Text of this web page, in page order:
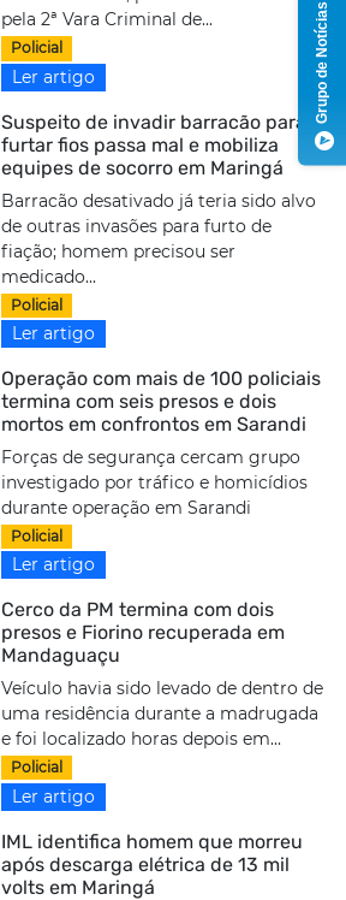
pela 2ª Vara Criminal de...
Policial
Ler artigo
Suspeito de invadir barracão para
furtar fios passa mal e mobiliza
equipes de socorro em Maringá
Barracão desativado já teria sido alvo
de outras invasões para furto de
fiação; homem precisou ser
medicado...
Policial
Ler artigo
Operação com mais de 100 policiais
termina com seis presos e dois
mortos em confrontos em Sarandi
Forças de segurança cercam grupo
investigado por tráfico e homicídios
durante operação em Sarandi
Policial
Ler artigo
Cerco da PM termina com dois
presos e Fiorino recuperada em
Mandaguaçu
Veículo havia sido levado de dentro de
uma residência durante a madrugada
e foi localizado horas depois em...
Policial
Ler artigo
IML identifica homem que morreu
após descarga elétrica de 13 mil
volts em Maringá
Grupo de Notícias